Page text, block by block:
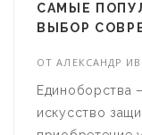
САМЫЕ
ВЫБОР
ОТАЛЕКСАНДР
Единоборства
искусство